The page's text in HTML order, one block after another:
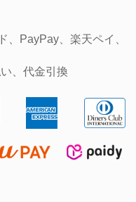
、PayPay、楽天ペイ、
、代金引換